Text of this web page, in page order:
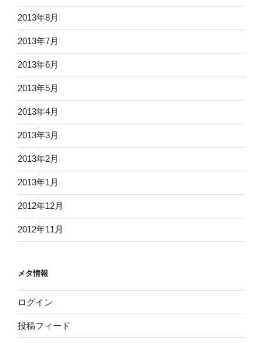
2013年8月
2013年7月
2013年6月
2013年5月
2013年4月
2013年3月
2013年2月
2013年1月
2012年12月
2012年11月
メタ情報
ログイン
投稿フィード